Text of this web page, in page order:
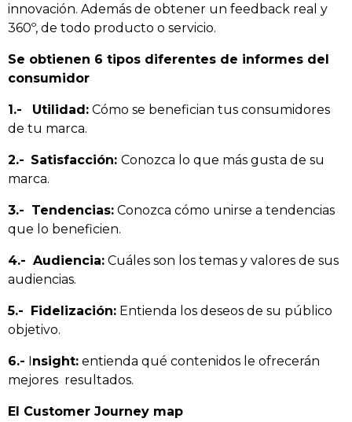
innovación. Además de obtener un feedback real y
360º, de todo producto o servicio.
Se obtienen 6 tipos diferentes de informes del
consumidor
1.- Utilidad: Cómo se benefician tus consumidores
de tu marca.
2.- Satisfacción: Conozca lo que más gusta de su
marca.
3.- Tendencias: Conozca cómo unirse a tendencias
que lo beneficien.
4.- Audiencia: Cuáles son los temas y valores de sus
audiencias.
5.- Fidelización: Entienda los deseos de su público
objetivo.
6.- Insight: entienda qué contenidos le ofrecerán
mejores resultados.
El Customer Journey map